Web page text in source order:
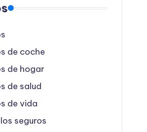
de coche
de hogar
de salud
de vida
seguros